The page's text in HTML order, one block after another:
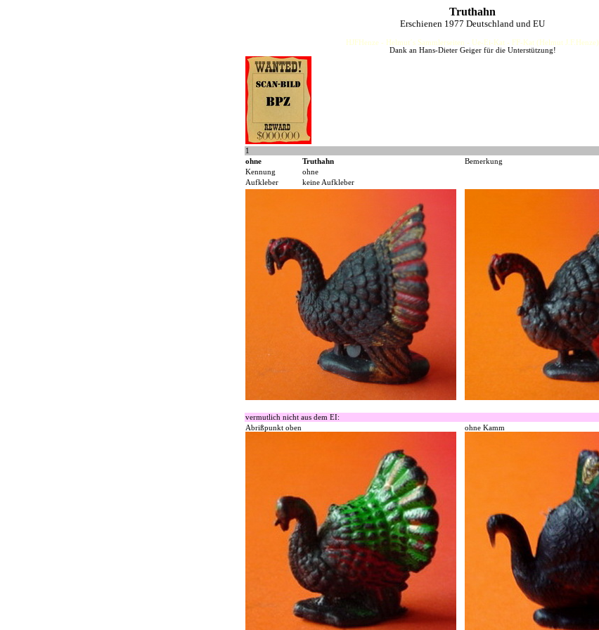
Truthahn
Erschienen 1977 Deutschland und EU
HJFHenze - Helmut´s Sammlerseiten - Ue-Ei-Kat - FF-Kat (Helmut J.F.Henze)
Dank an Hans-Dieter Geiger für die Unterstützung!
1
ohne
Truthahn
Bemerkung
Kennung
ohne
Aufkleber
keine Aufkleber
vermutlich nicht aus dem EI:
Abrißpunkt oben
ohne Kamm